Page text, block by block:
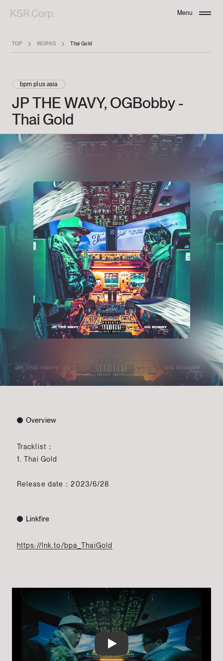
KSR Corp. Menu
TOP WORKS Thai Gold
bpm plus asia
JPTHEWAVY, OGBobby-
Thai Gold
Overview
Tracklist：
1. Thai Gold
Release date：2023/6/28
Linkfire
https://lnk.to/bpa_ThaiGold